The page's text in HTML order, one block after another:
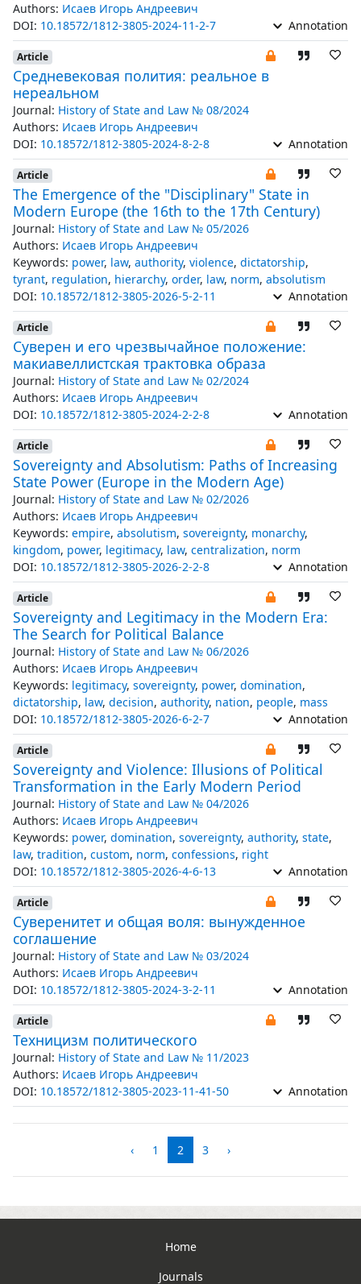
Authors: Исаев Игорь Андреевич
DOI: 10.18572/1812-3805-2024-11-2-7 Annotation
Article
Средневековая полития: реальное в
нереальном
Journal: History of State and Law № 08/2024
Authors: Исаев Игорь Андреевич
DOI: 10.18572/1812-3805-2024-8-2-8 Annotation
Article
The Emergence of the "Disciplinary" State in
Modern Europe (the 16th to the 17th Century)
Journal: History of State and Law № 05/2026
Authors: Исаев Игорь Андреевич
Keywords: power, law, authority, violence, dictatorship,
tyrant, regulation, hierarchy, order, law, norm, absolutism
DOI: 10.18572/1812-3805-2026-5-2-11 Annotation
Article
Суверен и его чрезвычайное положение:
макиавеллистская трактовка образа
Journal: History of State and Law № 02/2024
Authors: Исаев Игорь Андреевич
DOI: 10.18572/1812-3805-2024-2-2-8 Annotation
Article
Sovereignty and Absolutism: Paths of Increasing
State Power (Europe in the Modern Age)
Journal: History of State and Law № 02/2026
Authors: Исаев Игорь Андреевич
Keywords: empire, absolutism, sovereignty, monarchy,
kingdom, power, legitimacy, law, centralization, norm
DOI: 10.18572/1812-3805-2026-2-2-8 Annotation
Article
Sovereignty and Legitimacy in the Modern Era:
The Search for Political Balance
Journal: History of State and Law № 06/2026
Authors: Исаев Игорь Андреевич
Keywords: legitimacy, sovereignty, power, domination,
dictatorship, law, decision, authority, nation, people, mass
DOI: 10.18572/1812-3805-2026-6-2-7 Annotation
Article
Sovereignty and Violence: Illusions of Political
Transformation in the Early Modern Period
Journal: History of State and Law № 04/2026
Authors: Исаев Игорь Андреевич
Keywords: power, domination, sovereignty, authority, state,
law, tradition, custom, norm, confessions, right
DOI: 10.18572/1812-3805-2026-4-6-13 Annotation
Article
Суверенитет и общая воля: вынужденное
соглашение
Journal: History of State and Law № 03/2024
Authors: Исаев Игорь Андреевич
DOI: 10.18572/1812-3805-2024-3-2-11 Annotation
Article
Техницизм политического
Journal: History of State and Law № 11/2023
Authors: Исаев Игорь Андреевич
DOI: 10.18572/1812-3805-2023-11-41-50 Annotation
‹ 1 2 3 ›
Home
Journals